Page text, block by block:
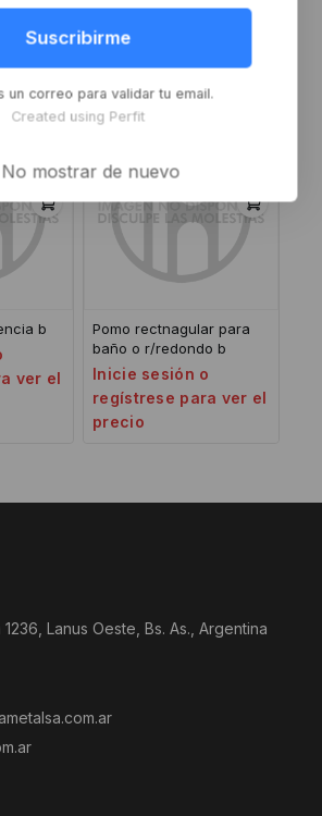
r/redondo 48 b
Inicie sesión o
b
ver el
Pomo rectnagular para
baño o r/redondo b
Inicie sesión o
regístrese para ver el
precio
Lanus Oeste, Bs. As., Argentina
Suscribirme
un correo para validar tu email.
Created using Perfit
No mostrar de nuevo